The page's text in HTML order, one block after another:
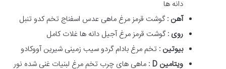
دانه ها
آهن :گوشت قرمز مرغ ماهی عدس اسفناج تخم کدو تنبل
روی :گوشت قرمز مرغ آجیل دانه ها غلات کامل
بیوتین : تخم مرغ بادام گردو سیب زمینی شیرین آووکادو
ویتامین
: ماهی های چرب تخم مرغ لبنیات غنی شده نور